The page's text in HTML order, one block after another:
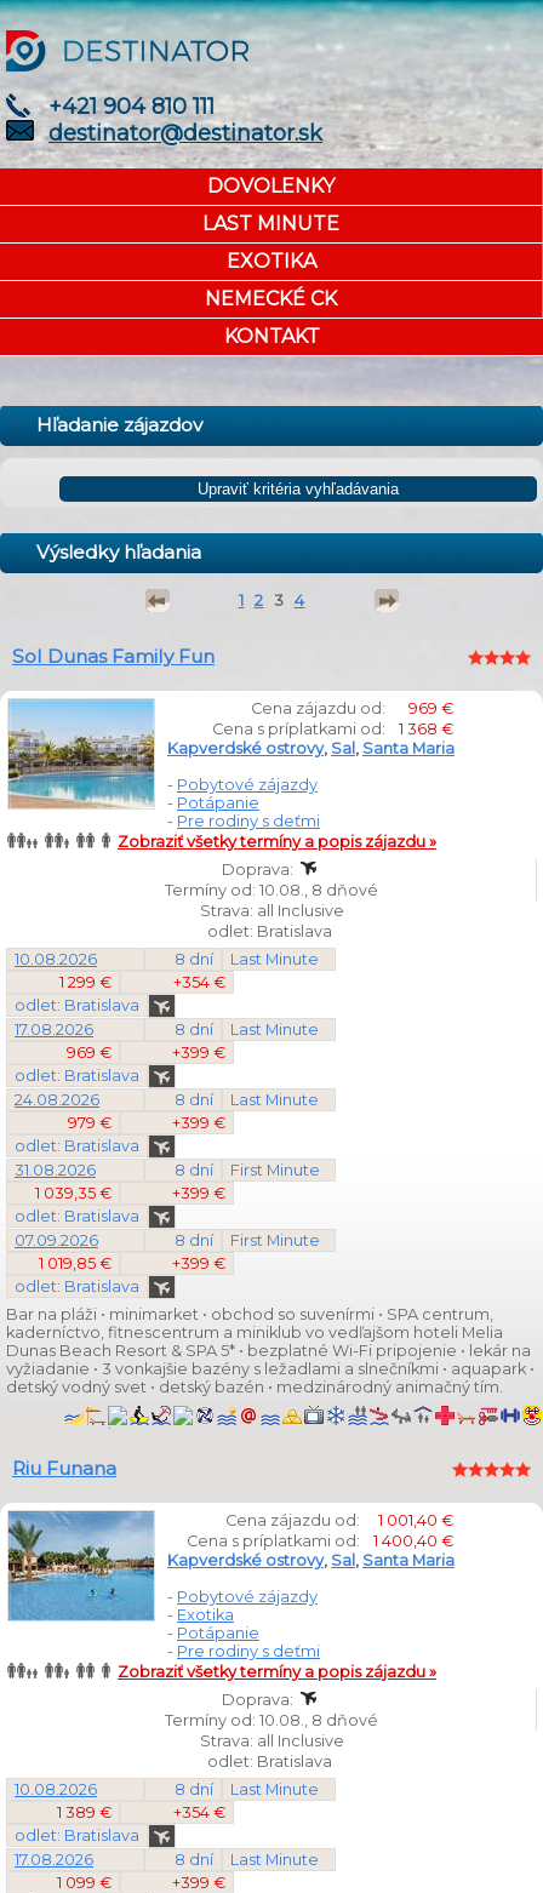
+421 904 810 111
destinator@destinator.sk
DOVOLENKY
LAST MINUTE
EXOTIKA
NEMECKÉ CK
KONTAKT
Hľadanie zájazdov
Výsledky hľadania
1 2 3 4
Sol Dunas Family Fun
Cena zájazdu od:
969 €
Cena s príplatkami od:
1 368 €
Kapverdské ostrovy, Sal , Santa Maria
- Pobytové zájazdy
- Potápanie
- Pre rodiny s deťmi
Zobraziť všetky termíny a popis zájazdu »
Doprava:
Termíny od: 10.08., 8 dňové
Strava: all Inclusive
odlet: Bratislava
10.08.2026
8 dní
Last Minute
1 299 €
+354 €
odlet: Bratislava
17.08.2026
8 dní
Last Minute
969 €
+399 €
odlet: Bratislava
24.08.2026
8 dní
Last Minute
979 €
+399 €
odlet: Bratislava
31.08.2026
8 dní
First Minute
1 039,35 €
+399 €
odlet: Bratislava
07.09.2026
8 dní
First Minute
1 019,85 €
+399 €
odlet: Bratislava
Bar na pláži • minimarket • obchod so suvenírmi • SPA centrum,
kaderníctvo, fitnescentrum a miniklub vo vedľajšom hoteli Melia
Dunas Beach Resort & SPA 5* • bezplatné Wi-Fi pripojenie • lekár na
vyžiadanie • 3 vonkajšie bazény s ležadlami a slnečníkmi • aquapark •
detský vodný svet • detský bazén • medzinárodný animačný tím.
Riu Funana
Cena zájazdu od:
1 001,40 €
Cena s príplatkami od:
1 400,40 €
Kapverdské ostrovy, Sal , Santa Maria
- Pobytové zájazdy
- Exotika
- Potápanie
- Pre rodiny s deťmi
Zobraziť všetky termíny a popis zájazdu »
Doprava:
Termíny od: 10.08., 8 dňové
Strava: all Inclusive
odlet: Bratislava
10.08.2026
8 dní
Last Minute
1 389 €
+354 €
odlet: Bratislava
17.08.2026
8 dní
Last Minute
1 099 €
+399 €